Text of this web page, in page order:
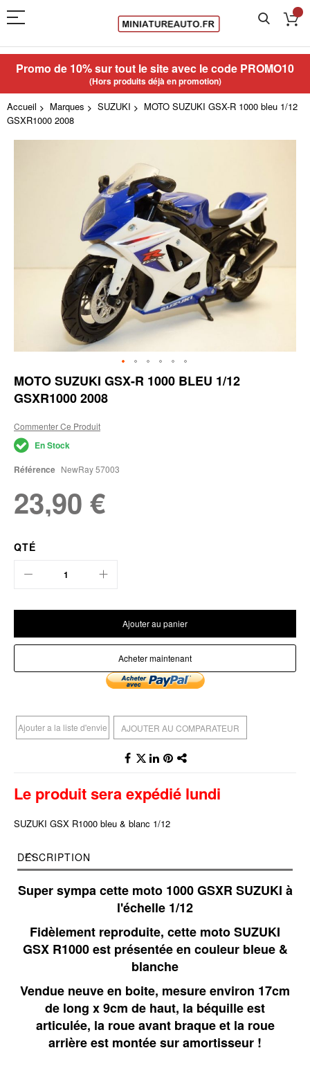
Promo de 10% sur tout le site avec le code PROMO10
(Hors produits déjà en promotion)
Accueil Marques SUZUKI
MOTO SUZUKI GSX-R 1000 bleu 1/12
GSXR1000 2008
Skip
to
the
of
the
images
MOTO SUZUKI GSX-R 1000 BLEU 1/12
GSXR1000 2008
Commenter Ce Produit
En Stock
Référence NewRay 57003
23,90 €
QTÉ
Ajouter au panier
Acheter maintenant
Ajouter a la liste d'envie AJOUTER AU COMPARATEUR
Le produit sera expédié lundi
SUZUKI GSX R1000 bleu & blanc 1/12
DESCRIPTION
Super sympa cette moto 1000 GSXR SUZUKI à
l'échelle 1/12
Fidèlement reproduite, cette moto SUZUKI
GSX R1000 est présentée en couleur bleue &
blanche
Vendue neuve en boite, mesure environ 17cm
de long x 9cm de haut, la béquille est
articulée, la roue avant braque et la roue
arrière est montée sur amortisseur !